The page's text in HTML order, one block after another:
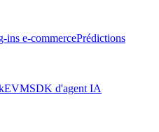
ins e-commercePrédictions
SDK d'agent IA